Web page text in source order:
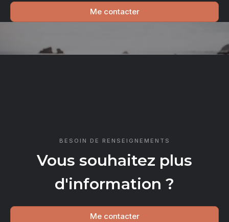
Me contacter
BESOIN DE RENSEIGNEMENTS
Vous souhaitez plus
d'information ?
Me contacter